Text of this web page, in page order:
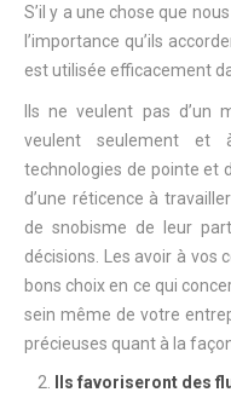
S’il y a une chose que
l’importance qu’ils
est utilisée efficacement
Ils ne veulent pas d’un
veulent seulement et
technologies de pointe et
d’une réticence à
de snobisme de leur
décisions. Les avoir à vos
bons choix en ce qui
sein même de votre
précieuses quant à la
Ils favoriseront des